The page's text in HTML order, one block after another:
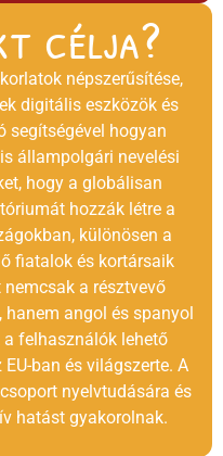
célja?
népszerűsítése,
digitális eszközök és
segítségével hogyan
állampolgári nevelési
hogy a globálisan
hozzák létre a
különösen a
fiatalok és kortársaik
a résztvevő
hanem angol és spanyol
a felhasználók lehető
ban és világszerte. A
nyelvtudására és
hatást gyakorolnak.